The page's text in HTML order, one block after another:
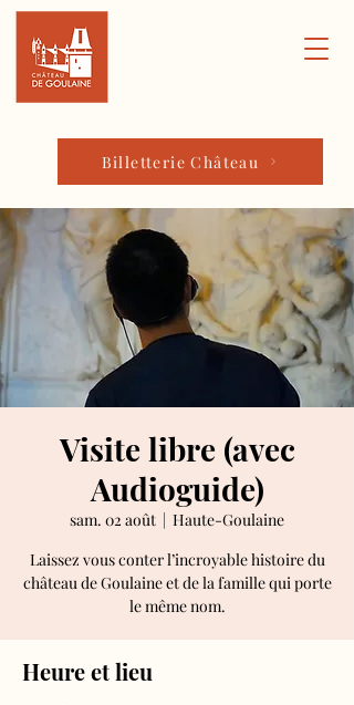
Billetterie Château
Visite libre (avec
Audioguide)
sam. 02 août
  |
Haute-Goulaine
Laissez vous conter l’incroyable histoire du
château de Goulaine et de la famille qui porte
le même nom.
Heure et lieu